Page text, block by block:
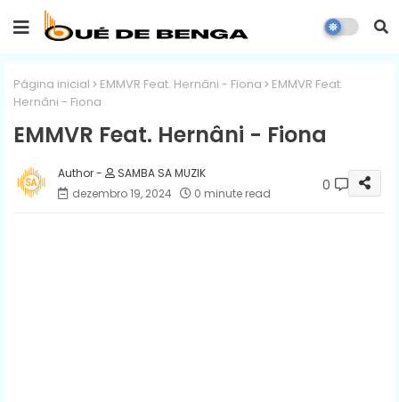
Página inicial EMMVR Feat. Hernâni - Fiona
EMMVR Feat.
Hernâni - Fiona
EMMVR Feat. Hernâni - Fiona
SAMBA SA MUZIK
dezembro 19, 2024
0 minute read 0